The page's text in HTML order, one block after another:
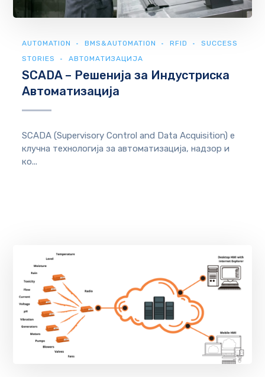
AUTOMATION BMS&AUTOMATION RFID
SUCCESS
STORIES
АВТОМАТИЗАЦИЈА
SCADA – Решенија за Индустриска
Автоматизација
SCADA (Supervisory Control and Data Acquisition) е
клучна технологија за автоматизација, надзор и
ко...